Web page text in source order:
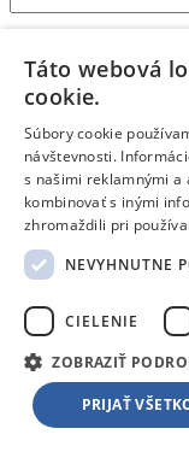
Polia označené
Hodnotenie:
Odporúčal by si tento
Áno
Nie
Pozitíva:
Napíš
Ktoré vlastnosti
Každý bod
Negatíva:
Táto webová
cookie.
Súbory cookie
návštevnosti.
s našimi reklamnými
kombinovať s inými
zhromaždili pri
NEVYHNUTNE
CIELENIE
ZOBRAZIŤ
PRIJAŤ